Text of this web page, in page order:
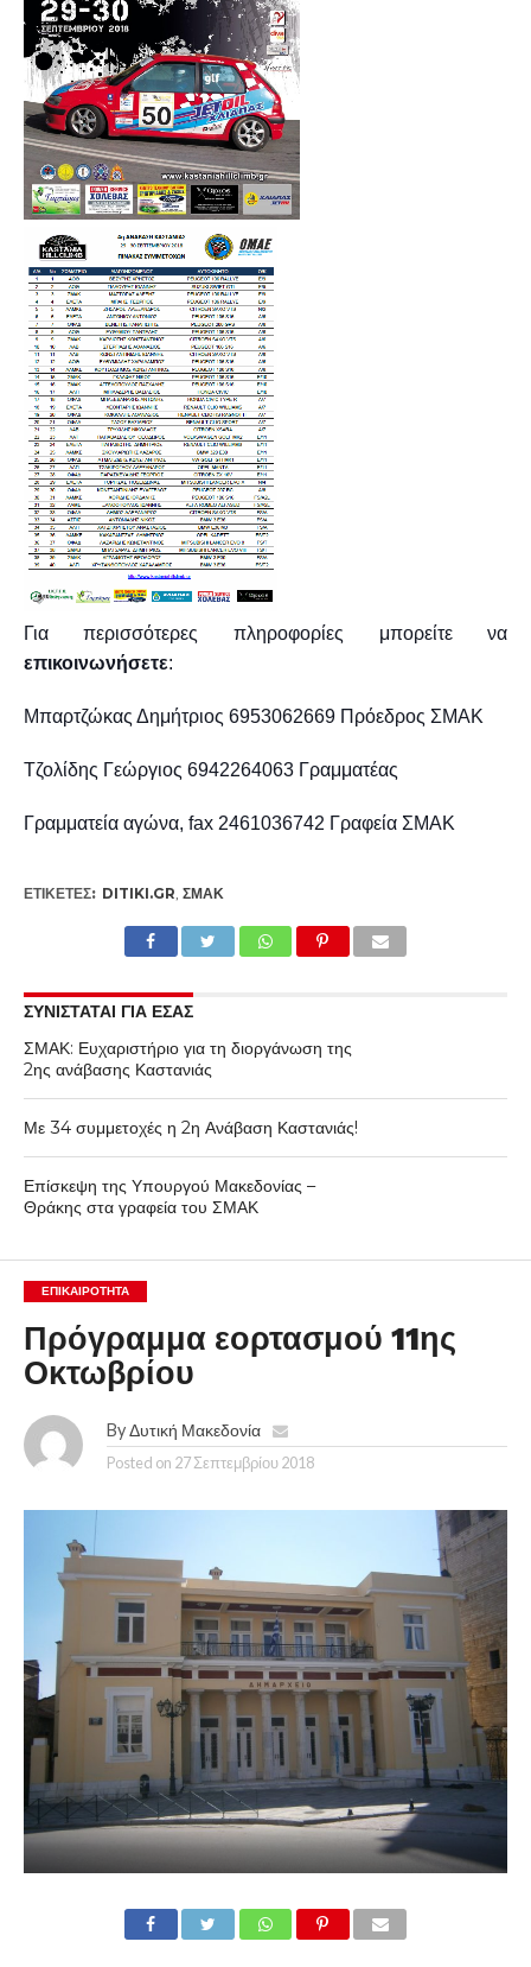
Για περισσότερες πληροφορίες μπορείτε να
επικοινωνήσετε:
Μπαρτζώκας Δημήτριος 6953062669 Πρόεδρος ΣΜΑΚ
Τζολίδης Γεώργιος 6942264063 Γραμματέας
Γραμματεία αγώνα, fax2461036742 Γραφεία ΣΜΑΚ
ΕΤΙΚΕΤΕΣ: DITIKI.GR ΣΜΑΚ
ΣΥΝΙΣΤΑΤΑΙ ΓΙΑ ΕΣΑΣ
ΣΜΑΚ: Ευχαριστήριο για τη διοργάνωση της
2ης ανάβασης Καστανιάς
Με 34 συμμετοχές η 2η Ανάβαση Καστανιάς!
Επίσκεψη της Υπουργού Μακεδονίας –
Θράκης στα γραφεία του ΣΜΑΚ
ΕΠΙΚΑΙΡΟΤΗΤΑ
Πρόγραμμα εορτασμού 11ης
Οκτωβρίου
By Δυτική Μακεδονία
Posted on 27 Σεπτεμβρίου 2018